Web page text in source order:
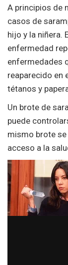
A principios de
casos de
hijo y la niñera.
enfermedad
enfermedades
reaparecido en
tétanos y
Un brote de
puede
mismo brote
acceso a la